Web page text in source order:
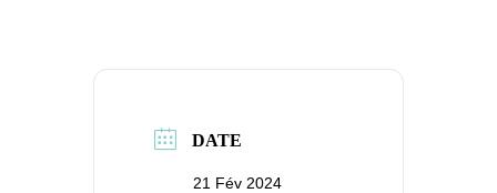
DATE
21 Fév 2024